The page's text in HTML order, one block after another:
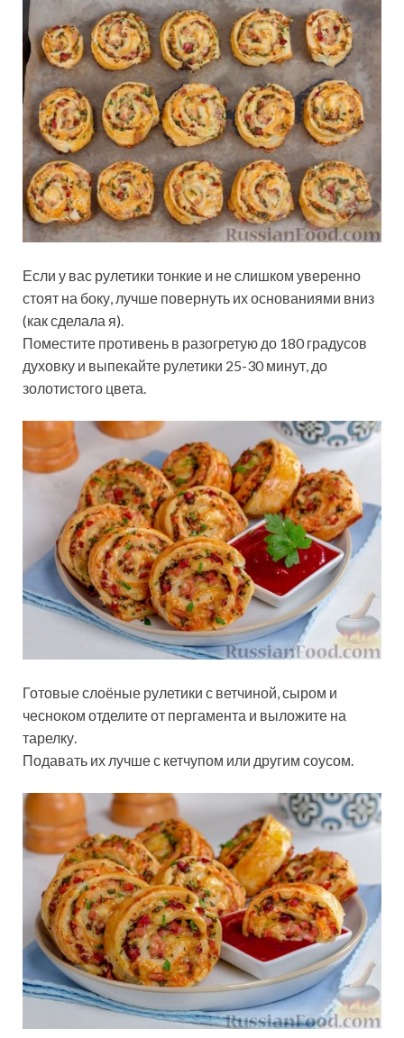
Если у вас рулетики тонкие и не слишком уверенно
стоят на боку, лучше повернуть их основаниями вниз
(как сделала я).
Поместите противень в разогретую до 180 градусов
духовку и выпекайте рулетики 25-30 минут, до
золотистого цвета.
Готовые слоёные рулетики с ветчиной, сыром и
чесноком отделите от пергамента и выложите на
тарелку.
Подавать их лучше с кетчупом или другим соусом.